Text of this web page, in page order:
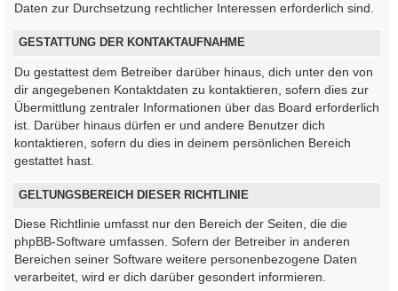
Daten zur Durchsetzung rechtlicher Interessen erforderlich sind.
GESTATTUNG DER KONTAKTAUFNAHME
Du gestattest dem Betreiber darüber hinaus, dich unter den von
dir angegebenen Kontaktdaten zu kontaktieren, sofern dies zur
Übermittlung zentraler Informationen über das Board erforderlich
ist. Darüber hinaus dürfen er und andere Benutzer dich
kontaktieren, sofern du dies in deinem persönlichen Bereich
gestattet hast.
GELTUNGSBEREICH DIESER RICHTLINIE
Diese Richtlinie umfasst nur den Bereich der Seiten, die die
phpBB-Software umfassen. Sofern der Betreiber in anderen
Bereichen seiner Software weitere personenbezogene Daten
verarbeitet, wird er dich darüber gesondert informieren.